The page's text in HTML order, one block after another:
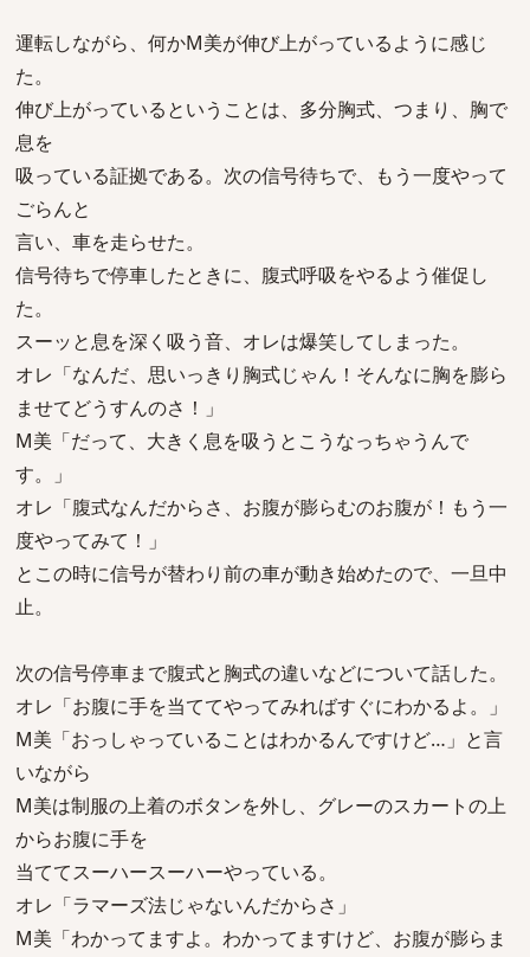
運転しながら、何かM美が伸び上がっているように感じ
た。
伸び上がっているということは、多分胸式、つまり、胸で
息を
吸っている証拠である。次の信号待ちで、もう一度やって
ごらんと
言い、車を走らせた。
信号待ちで停車したときに、腹式呼吸をやるよう催促し
た。
スーッと息を深く吸う音、オレは爆笑してしまった。
オレ「なんだ、思いっきり胸式じゃん！そんなに胸を膨ら
ませてどうすんのさ！」
M美「だって、大きく息を吸うとこうなっちゃうんで
す。」
オレ「腹式なんだからさ、お腹が膨らむのお腹が！もう一
度やってみて！」
とこの時に信号が替わり前の車が動き始めたので、一旦中
止。
次の信号停車まで腹式と胸式の違いなどについて話した。
オレ「お腹に手を当ててやってみればすぐにわかるよ。」
M美「おっしゃっていることはわかるんですけど…」と言
いながら
M美は制服の上着のボタンを外し、グレーのスカートの上
からお腹に手を
当ててスーハースーハーやっている。
オレ「ラマーズ法じゃないんだからさ」
M美「わかってますよ。わかってますけど、お腹が膨らま